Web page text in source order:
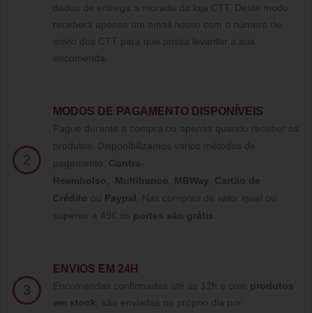
dados de entrega a morada da loja CTT, Deste modo
receberá apenas um email nosso com o número de
envio dos CTT para que possa levantar a sua
encomenda.
2
MODOS DE PAGAMENTO DISPONÍVEIS
Pague durante a compra ou apenas quando receber os
produtos. Disponibilizamos varios métodos de
pagamento; Contra-
Reembolso, Multibanco MBWay
Cartão de
Crédito ou Paypal
Nas compras de valor igual ou
superior a 49€ os portes são grátis
3
ENVIOS EM 24H
Encomendas confirmadas até às 12h e com produtos
em stock , são enviadas no próprio dia por